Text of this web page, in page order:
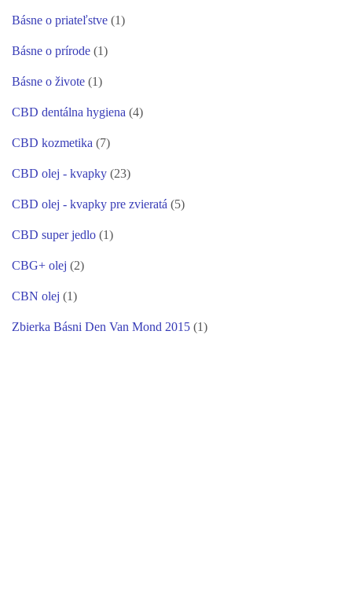
Básne o priateľstve (1)
Básne o prírode (1)
Básne o živote (1)
CBD dentálna hygiena (4)
CBD kozmetika (7)
CBD olej - kvapky (23)
CBD olej - kvapky pre zvieratá (5)
CBD super jedlo (1)
CBG+ olej (2)
CBN olej (1)
Zbierka Básni Den Van Mond 2015 (1)